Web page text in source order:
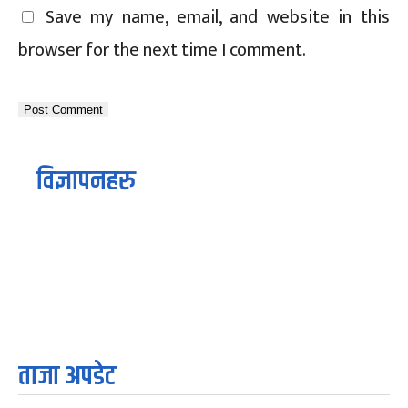
Save my name, email, and website in this
browser for the next time I comment.
विज्ञापनहरु
ताजा अपडेट